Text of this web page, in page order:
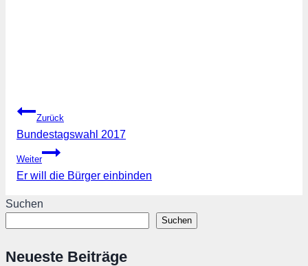
Beitragsnavigation
Zurück
Bundestagswahl 2017
Weiter
Er will die Bürger einbinden
Suchen
Suchen
Neueste Beiträge